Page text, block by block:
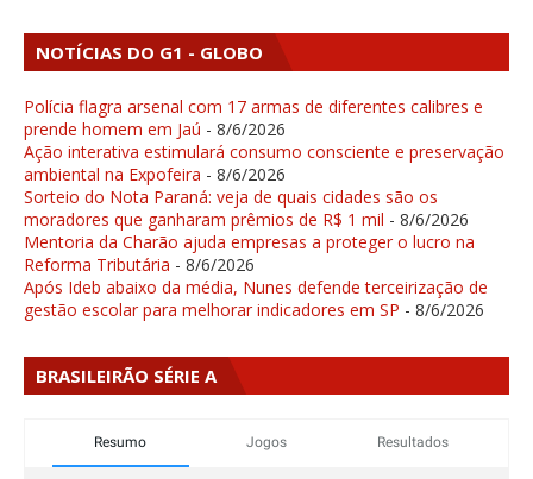
NOTÍCIAS DO G1 - GLOBO
Polícia flagra arsenal com 17 armas de diferentes calibres e
prende homem em Jaú - 8/6/2026
Ação interativa estimulará consumo consciente e preservação
ambiental na Expofeira - 8/6/2026
Sorteio do Nota Paraná: veja de quais cidades são os
moradores que ganharam prêmios de R$ 1 mil - 8/6/2026
Mentoria da Charão ajuda empresas a proteger o lucro na
Reforma Tributária - 8/6/2026
Após Ideb abaixo da média, Nunes defende terceirização de
gestão escolar para melhorar indicadores em SP - 8/6/2026
BRASILEIRÃO SÉRIE A
Resumo Jogos Resultados